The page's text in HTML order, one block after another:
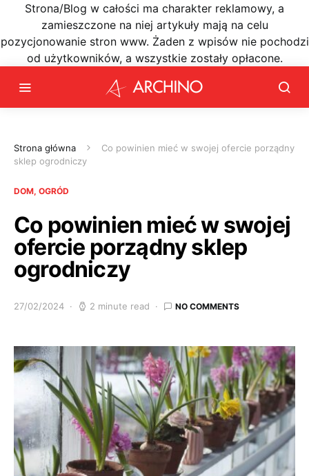
Strona/Blog w całości ma charakter reklamowy, a
zamieszczone na niej artykuły mają na celu
pozycjonowanie stron www. Żaden z wpisów nie pochodzi
od użytkowników, a wszystkie zostały opłacone.
Strona główna
Co powinien mieć w swojej ofercie porządny
sklep ogrodniczy
DOM, OGRÓD
Co powinien mieć w swojej
ofercie porządny sklep
ogrodniczy
27/02/2024 2 minute read NO COMMENTS